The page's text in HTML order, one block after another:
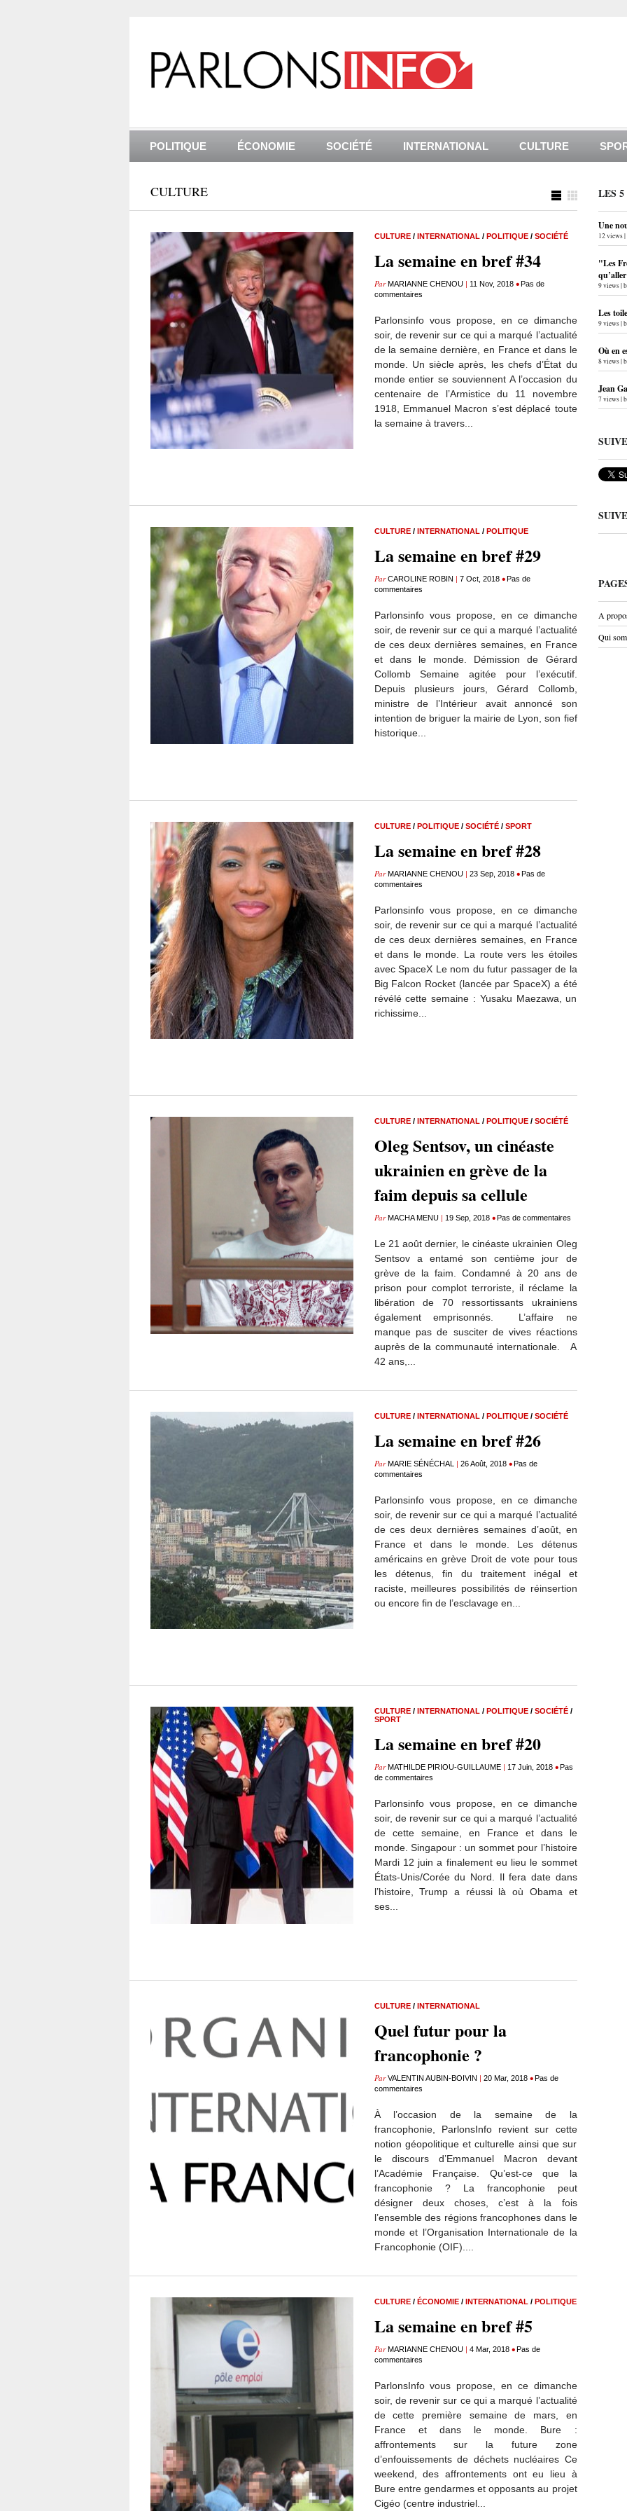
POLITIQUE ÉCONOMIE SOCIÉTÉ INTERNATIONAL CULTURE
CULTURE
CULTURE/ INTERNATIONAL / POLITIQUE/ SOCIÉTÉ
La semaine en bref #34
ParMARIANNE CHENOU| 11 Nov, 2018 •Pas de
commentaires
Parlonsinfo vous propose, en ce dimanche
soir, de revenir sur ce qui a marqué l’actualité
de la semaine dernière, en France et dans le
monde. Un siècle après, les chefs d’État du
monde entier se souviennent A l’occasion du
centenaire de l’Armistice du 11 novembre
1918, Emmanuel Macron s’est déplacé toute
la semaine à travers...
CULTURE/ INTERNATIONAL / POLITIQUE
La semaine en bref #29
ParCAROLINE ROBIN | 7 Oct, 2018 •Pas de
commentaires
Parlonsinfo vous propose, en ce dimanche
soir, de revenir sur ce qui a marqué l’actualité
de ces deux dernières semaines, en France
et dans le monde. Démission de Gérard
Collomb Semaine agitée pour l’exécutif.
Depuis plusieurs jours, Gérard Collomb,
ministre de l’Intérieur avait annoncé son
intention de briguer la mairie de Lyon, son fief
historique...
CULTURE/ POLITIQUE/ SOCIÉTÉ/ SPORT
La semaine en bref #28
ParMARIANNE CHENOU| 23 Sep, 2018 •Pas de
commentaires
Parlonsinfo vous propose, en ce dimanche
soir, de revenir sur ce qui a marqué l’actualité
de ces deux dernières semaines, en France
et dans le monde. La route vers les étoiles
avec SpaceX Le nom du futur passager de la
Big Falcon Rocket (lancée par SpaceX) a été
révélé cette semaine : Yusaku Maezawa, un
richissime...
CULTURE/ INTERNATIONAL / POLITIQUE/ SOCIÉTÉ
Oleg Sentsov, un cinéaste
ukrainien en grève de la
faim depuis sa cellule
ParMACHA MENU| 19 Sep, 2018 •Pas de commentaires
Le 21 août dernier, le cinéaste ukrainien Oleg
Sentsov a entamé son centième jour de
grève de la faim. Condamné à 20 ans de
prison pour complot terroriste, il réclame la
libération de 70 ressortissants ukrainiens
également emprisonnés. L’affaire ne
manque pas de susciter de vives réactions
auprès de la communauté internationale. A
42 ans,...
CULTURE/ INTERNATIONAL / POLITIQUE/ SOCIÉTÉ
La semaine en bref #26
ParMARIE SÉNÉCHAL | 26 Août, 2018 •Pas de
commentaires
Parlonsinfo vous propose, en ce dimanche
soir, de revenir sur ce qui a marqué l’actualité
de ces deux dernières semaines d’août, en
France et dans le monde. Les détenus
américains en grève Droit de vote pour tous
les détenus, fin du traitement inégal et
raciste, meilleures possibilités de réinsertion
ou encore fin de l’esclavage en...
CULTURE/ INTERNATIONAL / POLITIQUE/ SOCIÉTÉ/
SPORT
La semaine en bref #20
ParMATHILDE PIRIOU-GUILLAUME| 17 Juin, 2018 •Pas
de commentaires
Parlonsinfo vous propose, en ce dimanche
soir, de revenir sur ce qui a marqué l’actualité
de cette semaine, en France et dans le
monde. Singapour : un sommet pour l’histoire
Mardi 12 juin a finalement eu lieu le sommet
États-Unis/Corée du Nord. Il fera date dans
l’histoire, Trump a réussi là où Obama et
ses...
CULTURE/ INTERNATIONAL
Quel futur pour la
francophonie ?
ParVALENTIN AUBIN-BOIVIN | 20 Mar, 2018 •Pas de
commentaires
À l’occasion de la semaine de la
francophonie, ParlonsInfo revient sur cette
notion géopolitique et culturelle ainsi que sur
le discours d’Emmanuel Macron devant
l’Académie Française. Qu’est-ce que la
francophonie ? La francophonie peut
désigner deux choses, c’est à la fois
l’ensemble des régions francophones dans le
monde et l’Organisation Internationale de la
Francophonie (OIF)....
CULTURE/ ÉCONOMIE/ INTERNATIONAL / POLITIQUE
La semaine en bref #5
ParMARIANNE CHENOU| 4 Mar, 2018 •Pas de
commentaires
ParlonsInfo vous propose, en ce dimanche
soir, de revenir sur ce qui a marqué l’actualité
de cette première semaine de mars, en
France et dans le monde. Bure :
affrontements sur la future zone
d’enfouissements de déchets nucléaires Ce
weekend, des affrontements ont eu lieu à
Bure entre gendarmes et opposants au projet
Cigéo (centre industriel...
LES
Une
12 views|
"Les
9 views|
Les
9 views|
Où en
8 views|
Jean
7 views|
A
Qui